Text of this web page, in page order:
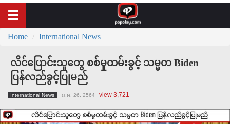
Home International News
လိင်ပြောင်းသူတွေ စစ်မှုထမ်းခွင့် သမ္မတ Biden
ပြန်လည်ခွင့်ပြုမည်
International News ม.ค. 26, 2564 view 3,721